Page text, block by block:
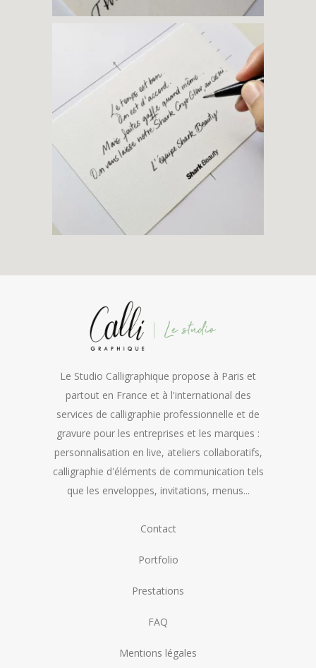
Le Studio Calligraphique propose à Paris et
partout en France et à l'international des
services de calligraphie professionnelle et de
gravure pour les entreprises et les marques :
personnalisation en live, ateliers collaboratifs,
calligraphie d'éléments de communication tels
que les enveloppes, invitations, menus...
Contact
Portfolio
Prestations
FAQ
Mentions légales